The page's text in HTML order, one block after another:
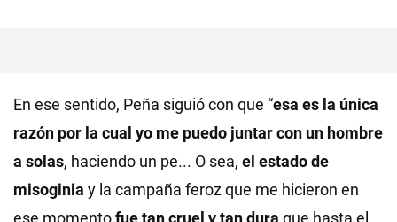
En ese sentido, Peña siguió con que “esa es la única
razón por la cual yo me puedo juntar con un hombre
a solas, haciendo un pe... O sea, el estado de
misoginia y la campaña feroz que me hicieron en
ese momentofue tan cruel y tan dura que hasta el